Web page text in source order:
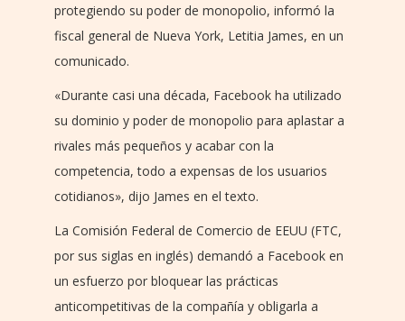
protegiendo su poder de monopolio, informó la
fiscal general de Nueva York, Letitia James, en un
comunicado.
«Durante casi una década, Facebook ha utilizado
su dominio y poder de monopolio para aplastar a
rivales más pequeños y acabar con la
competencia, todo a expensas de los usuarios
cotidianos», dijo James en el texto.
La Comisión Federal de Comercio de EEUU (FTC,
por sus siglas en inglés) demandó a Facebook en
un esfuerzo por bloquear las prácticas
anticompetitivas de la compañía y obligarla a